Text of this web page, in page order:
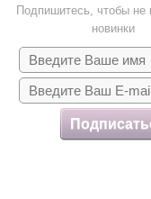
Подпишитесь, чтобы не
новинки